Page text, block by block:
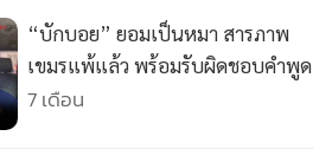
“บักบอย” ยอมเป็นหมา สารภาพ
เขมรแพ้แล้ว พร้อมรับผิดชอบคำพูด
7 เดือน